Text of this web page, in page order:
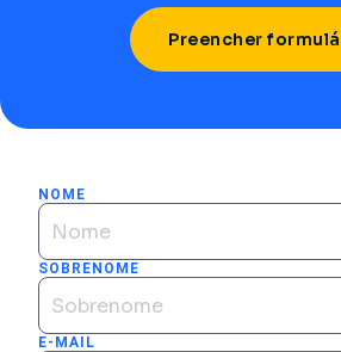
Preencher
NOME
SOBRENOME
E-MAIL